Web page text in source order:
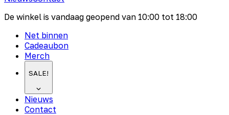
De winkel is vandaag geopend van 10:00 tot 18:00
Net binnen
Cadeaubon
Merch
SALE!
Nieuws
Contact